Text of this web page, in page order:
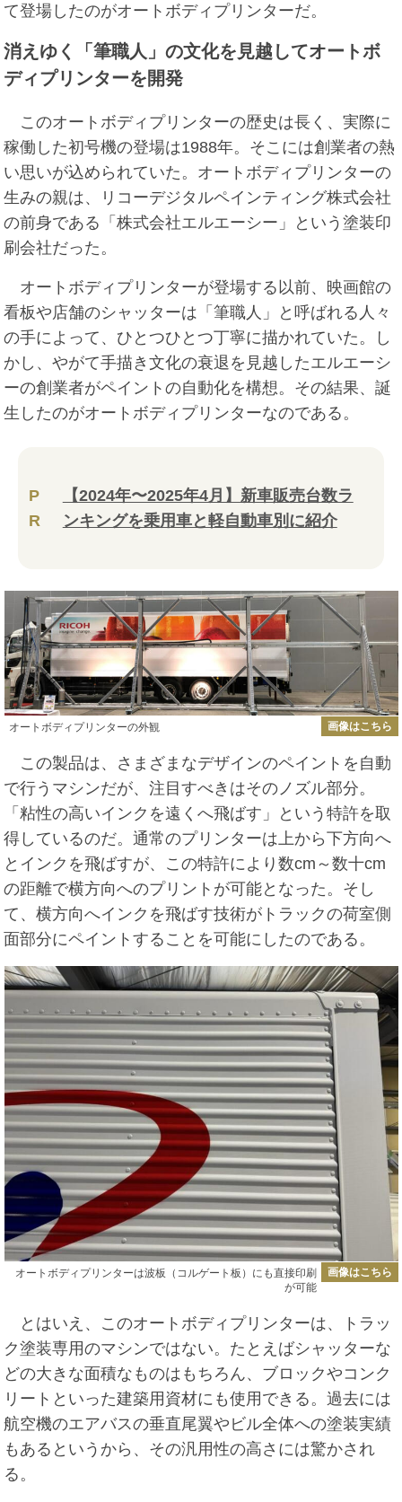
て登場したのがオートボディプリンターだ。
消えゆく「筆職人」の文化を見越してオートボ
ディプリンターを開発
このオートボディプリンターの歴史は長く、実際に
稼働した初号機の登場は1988年。そこには創業者の熱
い思いが込められていた。オートボディプリンターの
生みの親は、リコーデジタルペインティング株式会社
の前身である「株式会社エルエーシー」という塗装印
刷会社だった。
オートボディプリンターが登場する以前、映画館の
看板や店舗のシャッターは「筆職人」と呼ばれる人々
の手によって、ひとつひとつ丁寧に描かれていた。し
かし、やがて手描き文化の衰退を見越したエルエーシ
ーの創業者がペイントの自動化を構想。その結果、誕
生したのがオートボディプリンターなのである。
P
R
【2024年〜2025年4月】新車販売台数ラ
ンキングを乗用車と軽自動車別に紹介
オートボディプリンターの外観 画像はこちら
この製品は、さまざまなデザインのペイントを自動
で行うマシンだが、注目すべきはそのノズル部分。
「粘性の高いインクを遠くへ飛ばす」という特許を取
得しているのだ。通常のプリンターは上から下方向へ
とインクを飛ばすが、この特許により数cm～数十cm
の距離で横方向へのプリントが可能となった。そし
て、横方向へインクを飛ばす技術がトラックの荷室側
面部分にペイントすることを可能にしたのである。
オートボディプリンターは波板（コルゲート板）にも直接印刷
が可能
画像はこちら
とはいえ、このオートボディプリンターは、トラッ
ク塗装専用のマシンではない。たとえばシャッターな
どの大きな面積なものはもちろん、ブロックやコンク
リートといった建築用資材にも使用できる。過去には
航空機のエアバスの垂直尾翼やビル全体への塗装実績
もあるというから、その汎用性の高さには驚かされ
る。